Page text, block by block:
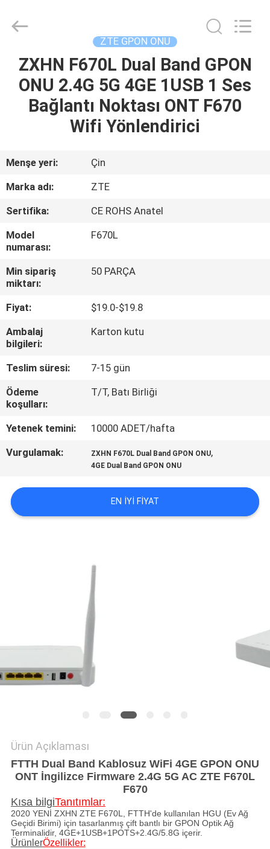
EV
ÜRÜN:%
HAKKIMIZDA
TURU
KONTROL
BIZIMLE
ILETIŞIME
GEÇIN
BIR
HARITASI
LIMITED.
ZTE GPON ONU
ZXHN F670L Dual Band GPON
ONU 2.4G 5G 4GE 1USB 1 Ses
Bağlantı Noktası ONT F670
Wifi Yönlendirici
Menşe yeri:
Çin
Marka adı:
ZTE
Sertifika:
CE ROHS Anatel
Model
numarası:
F670L
Min sipariş
miktarı:
50 PARÇA
Fiyat:
$19.0-$19.8
Ambalaj
bilgileri:
Karton kutu
Teslim süresi:
7-15 gün
Ödeme
koşulları:
T/T, Batı Birliği
Yetenek temini:
10000 ADET/hafta
Vurgulamak:
ZXHN F670L Dual Band GPON ONU,
4GE Dual Band GPON ONU
EN IYI FIYAT
Ürün Açıklaması
FTTH Dual Band Kablosuz WiFi 4GE GPON ONU
ONT İngilizce Firmware 2.4G 5G AC ZTE F670L
F670
Kısa bilgiTanıtımlar:
2020 YENİ ZXHN ZTE F670L, FTTH'de kullanılan HGU (Ev Ağ
Geçidi Birimi) için tasarlanmış çift bantlı bir GPON Optik Ağ
Terminalidir, 4GE+1USB+1POTS+2.4G/5.8G içerir.
ÜrünlerÖzellikler: